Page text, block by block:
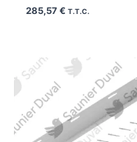
285,57 € T.T.C.